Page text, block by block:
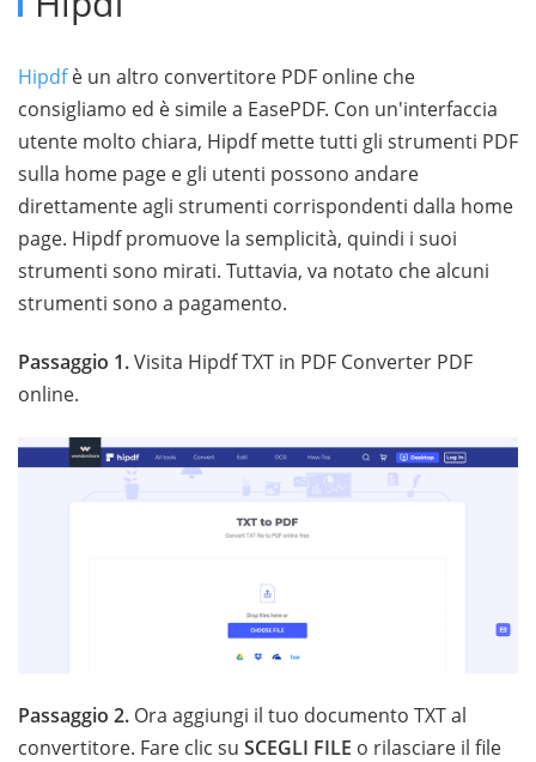
Hipdfè un altro convertitore PDF online che
consigliamo ed è simile a EasePDF. Con un'interfaccia
utente molto chiara, Hipdf mette tutti gli strumenti PDF
sulla home page e gli utenti possono andare
direttamente agli strumenti corrispondenti dalla home
page. Hipdf promuove la semplicità, quindi i suoi
strumenti sono mirati. Tuttavia, va notato che alcuni
strumenti sono a pagamento.
Passaggio 1.Visita Hipdf TXT in PDF Converter PDF
online.
Passaggio 2. Ora aggiungi il tuo documento TXT al
convertitore. Fare clic su SCEGLI FILE o rilasciare il file